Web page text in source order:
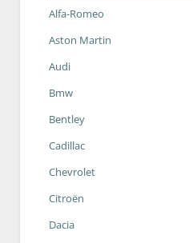
Alfa-Romeo
Aston Martin
Audi
Bmw
Bentley
Cadillac
Chevrolet
Citroën
Dacia